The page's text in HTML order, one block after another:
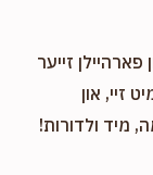
זייער
זיי, און
מיד ולדורות!